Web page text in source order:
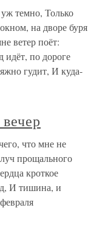
темно, Только
на дворе буря
ветер поёт:
по дороге
гудит, И куда-
что мне не
прощального
кроткое
И тишина, и